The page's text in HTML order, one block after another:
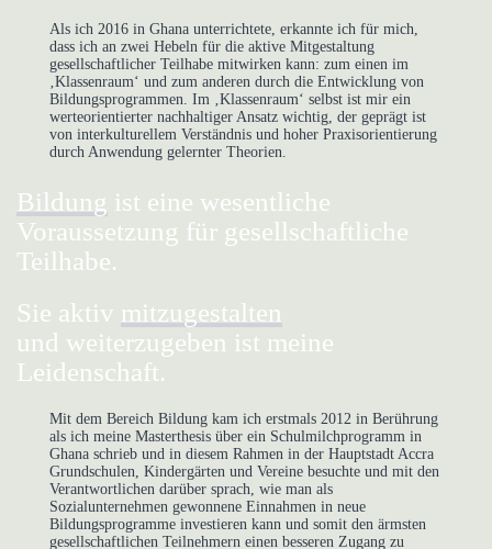
Als ich 2016 in Ghana unterrichtete, erkannte ich für mich,
dass ich an zwei Hebeln für die aktive Mitgestaltung
gesellschaftlicher Teilhabe mitwirken kann: zum einen im
‚Klassenraum‘ und zum anderen durch die Entwicklung von
Bildungsprogrammen. Im ‚Klassenraum‘ selbst ist mir ein
werteorientierter nachhaltiger Ansatz wichtig, der geprägt ist
von interkulturellem Verständnis und hoher Praxisorientierung
durch Anwendung gelernter Theorien.
Bildung ist eine wesentliche
Voraussetzung für gesellschaftliche
Teilhabe.
Sie aktiv mitzugestalten
und weiterzugeben ist meine
Leidenschaft.
Mit dem Bereich Bildung kam ich erstmals 2012 in Berührung
als ich meine Masterthesis über ein Schulmilchprogramm in
Ghana schrieb und in diesem Rahmen in der Hauptstadt Accra
Grundschulen, Kindergärten und Vereine besuchte und mit den
Verantwortlichen darüber sprach, wie man als
Sozialunternehmen gewonnene Einnahmen in neue
Bildungsprogramme investieren kann und somit den ärmsten
gesellschaftlichen Teilnehmern einen besseren Zugang zu